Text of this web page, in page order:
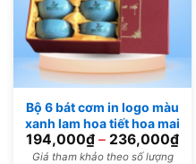
Bộ 6 bát cơm in logo màu
xanh lam họa tiết hoa mai
trắng BBC-09
194,000₫ – 236,000₫
Giá tham khảo theo số lượng